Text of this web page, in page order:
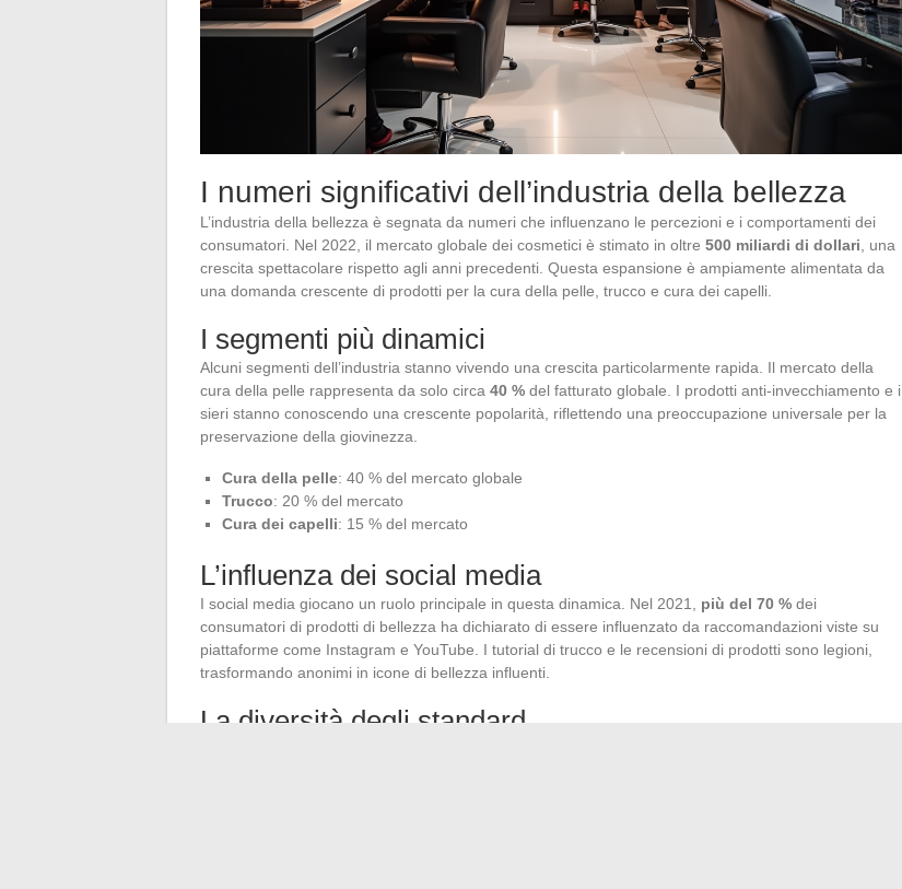
I numeri significativi dell’industria della bellezza
L’industria della bellezza è segnata da numeri che influenzano le percezioni e i comportamenti dei
consumatori. Nel 2022, il mercato globale dei cosmetici è stimato in oltre 500 miliardi di dollari , una
crescita spettacolare rispetto agli anni precedenti. Questa espansione è ampiamente alimentata da
una domanda crescente di prodotti per la cura della pelle, trucco e cura dei capelli.
I segmenti più dinamici
Alcuni segmenti dell’industria stanno vivendo una crescita particolarmente rapida. Il mercato della
cura della pelle rappresenta da solo circa 40 % del fatturato globale. I prodotti anti-invecchiamento e i
sieri stanno conoscendo una crescente popolarità, riflettendo una preoccupazione universale per la
preservazione della giovinezza.
Cura della pelle: 40 % del mercato globale
Trucco: 20 % del mercato
Cura dei capelli: 15 % del mercato
L’influenza dei social media
I social media giocano un ruolo principale in questa dinamica. Nel 2021, più del 70 % dei
consumatori di prodotti di bellezza ha dichiarato di essere influenzato da raccomandazioni viste su
piattaforme come Instagram e YouTube. I tutorial di trucco e le recensioni di prodotti sono legioni,
trasformando anonimi in icone di bellezza influenti.
La diversità degli standard